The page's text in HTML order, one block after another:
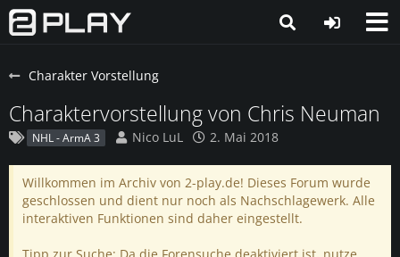
Charakter Vorstellung
Charaktervorstellung von Chris Neuman
NHL - ArmA 3 Nico LuL 2. Mai 2018
Willkommen im Archiv von 2-play.de! Dieses Forum wurde
geschlossen und dient nur noch als Nachschlagewerk. Alle
interaktiven Funktionen sind daher eingestellt.